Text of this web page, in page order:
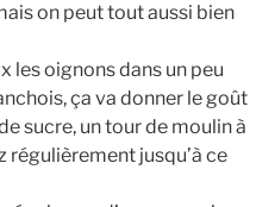
on peut tout aussi bien
les oignons dans un peu
ça va donner le goût
sucre, un tour de moulin à
régulièrement jusqu’à ce